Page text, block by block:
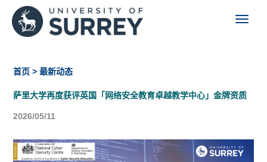
首页 > 最新动态
萨里大学再度获评英国「网络安全教育卓越教学中心」金牌资质
2026/05/11